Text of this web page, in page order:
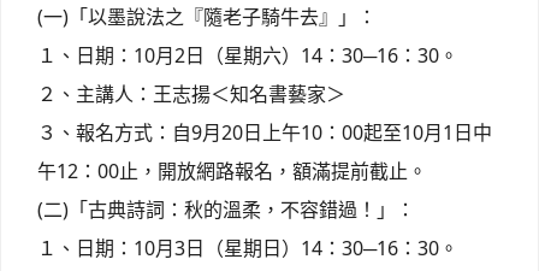
(一)「以墨說法之『隨老子騎牛去』」：
１、日期：10月2日（星期六）14：30─16：30。
２、主講人：王志揚＜知名書藝家＞
３、報名方式：自9月20日上午10：00起至10月1日中
午12：00止，開放網路報名，額滿提前截止。
(二)「古典詩詞：秋的溫柔，不容錯過！」：
１、日期：10月3日（星期日）14：30─16：30。